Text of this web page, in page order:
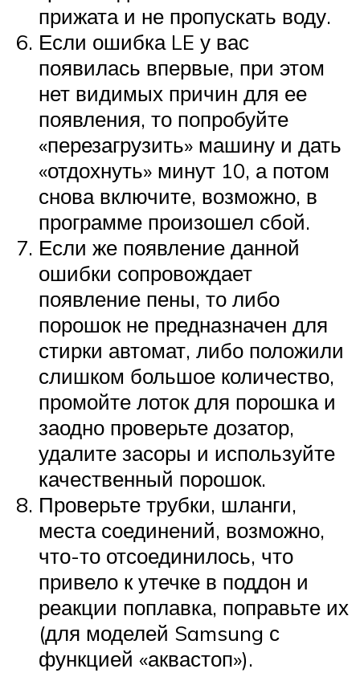
прижата и не пропускать воду.
Если ошибка LE у вас
появилась впервые, при этом
нет видимых причин для ее
появления, то попробуйте
«перезагрузить» машину и дать
«отдохнуть» минут 10, а потом
снова включите, возможно, в
программе произошел сбой.
Если же появление данной
ошибки сопровождает
появление пены, то либо
порошок не предназначен для
стирки автомат, либо положили
слишком большое количество,
промойте лоток для порошка и
заодно проверьте дозатор,
удалите засоры и используйте
качественный порошок.
Проверьте трубки, шланги,
места соединений, возможно,
что-то отсоединилось, что
привело к утечке в поддон и
реакции поплавка, поправьте их
(для моделей Samsung с
функцией «аквастоп»).